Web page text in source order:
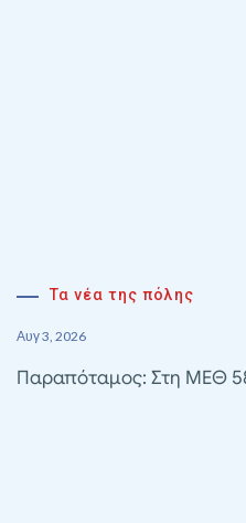
Τα νέα της πόλης
Αυγ 3, 2026
Παραπόταμος: Στη ΜΕΘ